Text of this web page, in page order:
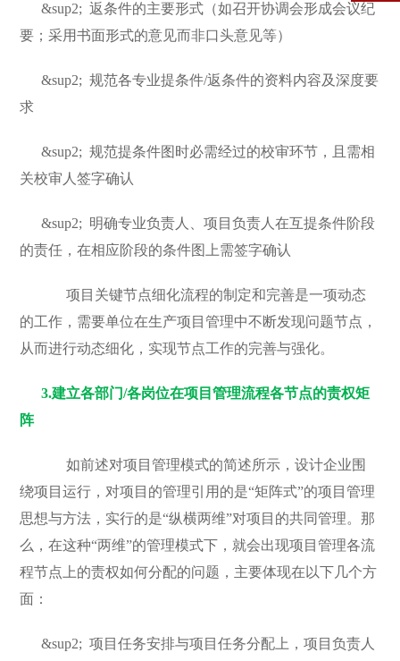
&sup2;返条件的主要形式（如召开协调会形成会议纪
要；采用书面形式的意见而非口头意见等）
&sup2;规范各专业提条件/返条件的资料内容及深度要
求
&sup2;规范提条件图时必需经过的校审环节，且需相
关校审人签字确认
&sup2; 明确专业负责人、项目负责人在互提条件阶段
的责任，在相应阶段的条件图上需签字确认
项目关键节点细化流程的制定和完善是一项动态
的工作，需要单位在生产项目管理中不断发现问题节点，
从而进行动态细化，实现节点工作的完善与强化。
3.建立各部门/各岗位在项目管理流程各节点的责权矩
阵
如前述对项目管理模式的简述所示，设计企业围
绕项目运行，对项目的管理引用的是“矩阵式”的项目管理
思想与方法，实行的是“纵横两维”对项目的共同管理。那
么，在这种“两维”的管理模式下，就会出现项目管理各流
程节点上的责权如何分配的问题，主要体现在以下几个方
面：
&sup2;项目任务安排与项目任务分配上，项目负责人